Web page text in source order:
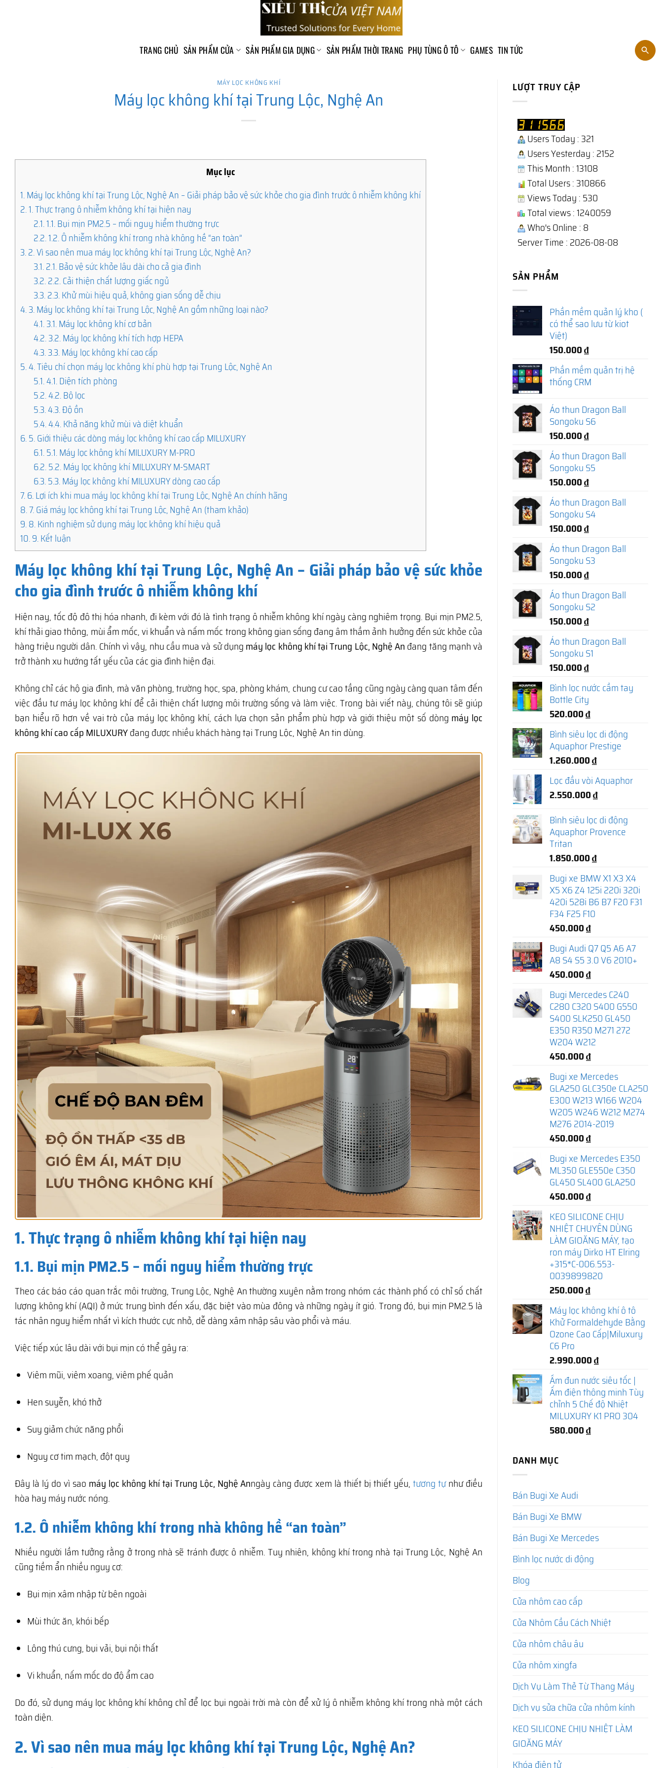
TRANG CHỦ SẢN PHẨM CỬA SẢN PHẨM GIA DỤNG SẢN PHẨM THỜI TRANG PHỤ TÙNG Ô TÔ GAMES TIN TỨC
MÁY LỌC KHÔNG KHÍ
Máy lọc không khí tại Trung Lộc, Nghệ An
Mục lục
1.Máy lọc không khí tại Trung Lộc, Nghệ An – Giải pháp bảo vệ sức khỏe cho gia đình trước ô nhiễm không khí
2.1. Thực trạng ô nhiễm không khí tại hiện nay
2.1.1.1. Bụi mịn PM2.5 – mối nguy hiểm thường trực
2.2.1.2. Ô nhiễm không khí trong nhà không hề “an toàn”
3.2. Vì sao nên mua máy lọc không khí tại Trung Lộc, Nghệ An?
3.1.2.1. Bảo vệ sức khỏe lâu dài cho cả gia đình
3.2.2.2. Cải thiện chất lượng giấc ngủ
3.3.2.3. Khử mùi hiệu quả, không gian sống dễ chịu
4.3. Máy lọc không khí tại Trung Lộc, Nghệ An gồm những loại nào?
4.1.3.1. Máy lọc không khí cơ bản
4.2.3.2. Máy lọc không khí tích hợp HEPA
4.3.3.3. Máy lọc không khí cao cấp
5.4. Tiêu chí chọn máy lọc không khí phù hợp tại Trung Lộc, Nghệ An
5.1.4.1. Diện tích phòng
5.2.4.2. Bộ lọc
5.3.4.3. Độ ồn
5.4.4.4. Khả năng khử mùi và diệt khuẩn
6.5. Giới thiệu các dòng máy lọc không khí cao cấp MILUXURY
6.1.5.1. Máy lọc không khí MILUXURY M-PRO
6.2.5.2. Máy lọc không khí MILUXURY M-SMART
6.3.5.3. Máy lọc không khí MILUXURY dòng cao cấp
7.6. Lợi ích khi mua máy lọc không khí tại Trung Lộc, Nghệ An chính hãng
8.7. Giá máy lọc không khí tại Trung Lộc, Nghệ An (tham khảo)
9.8. Kinh nghiệm sử dụng máy lọc không khí hiệu quả
10.9. Kết luận
Máy lọc không khí tại Trung Lộc, Nghệ An – Giải pháp bảo vệ sức khỏe
cho gia đình trước ô nhiễm không khí
Hiện nay, tốc độ đô thị hóa nhanh, đi kèm với đó là tình trạng ô nhiễm không khí ngày càng nghiêm trọng. Bụi mịn PM2.5,
khí thải giao thông, mùi ẩm mốc, vi khuẩn và nấm mốc trong không gian sống đang âm thầm ảnh hưởng đến sức khỏe của
hàng triệu người dân. Chính vì vậy, nhu cầu mua và sử dụng máy lọc không khí tại Trung Lộc, Nghệ An đang tăng mạnh và
trở thành xu hướng tất yếu của các gia đình hiện đại.
Không chỉ các hộ gia đình, mà văn phòng, trường học, spa, phòng khám, chung cư cao tầng cũng ngày càng quan tâm đến
việc đầu tư máy lọc không khí để cải thiện chất lượng môi trường sống và làm việc. Trong bài viết này, chúng tôi sẽ giúp
bạn hiểu rõ hơn về vai trò của máy lọc không khí, cách lựa chọn sản phẩm phù hợp và giới thiệu một số dòng máy lọc
không khí cao cấp MILUXURYđang được nhiều khách hàng tại Trung Lộc, Nghệ An tin dùng.
1. Thực trạng ô nhiễm không khí tại hiện nay
1.1. Bụi mịn PM2.5 – mối nguy hiểm thường trực
Theo các báo cáo quan trắc môi trường, Trung Lộc, Nghệ An thường xuyên nằm trong nhóm các thành phố có chỉ số chất
lượng không khí (AQI) ở mức trung bình đến xấu, đặc biệt vào mùa đông và những ngày ít gió. Trong đó, bụi mịn PM2.5 là
tác nhân nguy hiểm nhất vì kích thước cực nhỏ, dễ dàng xâm nhập sâu vào phổi và máu.
Việc tiếp xúc lâu dài với bụi mịn có thể gây ra:
Viêm mũi, viêm xoang, viêm phế quản
Hen suyễn, khó thở
Suy giảm chức năng phổi
Nguy cơ tim mạch, đột quỵ
Đây là lý do vì sao máy lọc không khí tại Trung Lộc, Nghệ Anngày càng được xem là thiết bị thiết yếu,tương tựnhư điều
hòa hay máy nước nóng.
1.2. Ô nhiễm không khí trong nhà không hề “an toàn”
Nhiều người lầm tưởng rằng ở trong nhà sẽ tránh được ô nhiễm. Tuy nhiên, không khí trong nhà tại Trung Lộc, Nghệ An
cũng tiềm ẩn nhiều nguy cơ:
Bụi mịn xâm nhập từ bên ngoài
Mùi thức ăn, khói bếp
Lông thú cưng, bụi vải, bụi nội thất
Vi khuẩn, nấm mốc do độ ẩm cao
Do đó, sử dụng máy lọc không khí không chỉ để lọc bụi ngoài trời mà còn để xử lý ô nhiễm không khí trong nhà một cách
toàn diện.
2. Vì sao nên mua máy lọc không khí tại Trung Lộc, Nghệ An?
LƯỢT TRUY CẬP
Users Today : 321
Users Yesterday : 2152
This Month : 13108
Total Users : 310866
Views Today : 530
Total views : 1240059
Who's Online : 8
Server Time : 2026-08-08
SẢN PHẨM
Phần mềm quản lý kho (
có thể sao lưu từ kiot
Việt)
150.000₫
Phần mềm quản trị hệ
thống CRM
Áo thun Dragon Ball
Songoku S6
150.000₫
Áo thun Dragon Ball
Songoku S5
150.000₫
Áo thun Dragon Ball
Songoku S4
150.000₫
Áo thun Dragon Ball
Songoku S3
150.000₫
Áo thun Dragon Ball
Songoku S2
150.000₫
Áo thun Dragon Ball
Songoku S1
150.000₫
Bình lọc nước cầm tay
Bottle City
520.000₫
Bình siêu lọc di động
Aquaphor Prestige
1.260.000₫
Lọc đầu vòi Aquaphor
2.550.000₫
Bình siêu lọc di động
Aquaphor Provence
Tritan
1.850.000₫
Bugi xe BMW X1 X3 X4
X5 X6 Z4 125i 220i 320i
420i 528i B6 B7 F20 F31
F34 F25 F10
450.000₫
Bugi Audi Q7 Q5 A6 A7
A8 S4 S5 3.0 V6 2010+
450.000₫
Bugi Mercedes C240
C280 C320 S400 G550
S400 SLK250 GL450
E350 R350 M271 272
W204 W212
450.000₫
Bugi xe Mercedes
GLA250 GLC350e CLA250
E300 W213 W166 W204
W205 W246 W212 M274
M276 2014-2019
450.000₫
Bugi xe Mercedes E350
ML350 GLE550e C350
GL450 SL400 GLA250
450.000₫
KEO SILICONE CHỊU
NHIỆT CHUYÊN DÙNG
LÀM GIOĂNG MÁY, tạo
ron máy Dirko HT Elring
+315*C-006.553-
0039899820
250.000₫
Máy lọc không khí ô tô
Khử Formaldehyde Bằng
Ozone Cao Cấp|Miluxury
C6 Pro
2.990.000₫
Ấm đun nước siêu tốc |
Ấm điện thông minh Tùy
chỉnh 5 Chế độ Nhiệt
MILUXURY K1 PRO 304
580.000₫
DANH MỤC
Bán Bugi Xe Audi
Bán Bugi Xe BMW
Bán Bugi Xe Mercedes
Bình lọc nước di động
Blog
Cửa nhôm cao cấp
Cửa Nhôm Cầu Cách Nhiệt
Cửa nhôm châu âu
Cửa nhôm xingfa
Dịch Vụ Làm Thẻ Từ Thang Máy
Dịch vụ sửa chữa cửa nhôm kính
KEO SILICONE CHỊU NHIỆT LÀM
GIOĂNG MÁY
Khóa điện tử